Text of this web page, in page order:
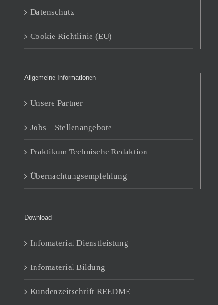
Datenschutz
Cookie Richtlinie (EU)
Allgemeine Informationen
Unsere Partner
Jobs – Stellenangebote
Praktikum Technische Redaktion
Übernachtungsempfehlung
Download
Infomaterial Dienstleistung
Infomaterial Bildung
Kundenzeitschrift REEDME